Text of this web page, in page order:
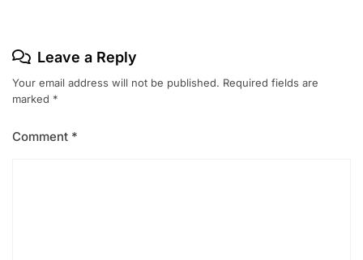
Leave a Reply
Your email address will not be published. Required fields are
marked *
Comment *